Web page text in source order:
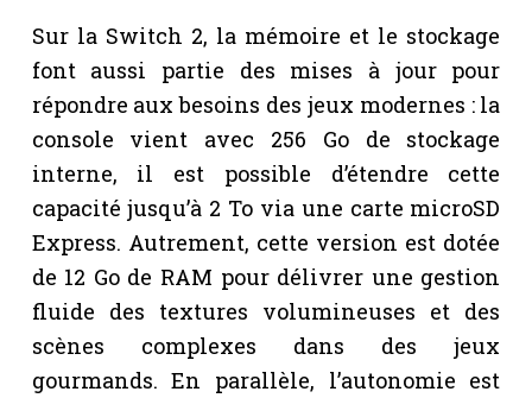
Sur la Switch 2, la mémoire et le stockage
font aussi partie des mises à jour pour
répondre aux besoins des jeux modernes : la
console vient avec 256 Go de stockage
interne, il est possible d’étendre cette
capacité jusqu’à 2 To via une carte microSD
Express. Autrement, cette version est dotée
de 12 Go de RAM pour délivrer une gestion
fluide des textures volumineuses et des
scènes complexes dans des jeux
gourmands. En parallèle, l’autonomie est